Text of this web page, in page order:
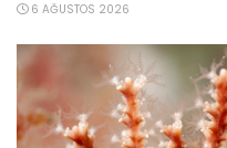
6 AĞUSTOS 2026